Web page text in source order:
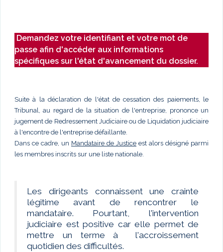
Demandez votre identifiant et votre mot de
passe afin d'accéder aux informations
spécifiques sur l'état d'avancement du dossier.
Suite à la déclaration de l'état de cessation des paiements, le
Tribunal, au regard de la situation de l'entreprise, prononce un
jugement de Redressement Judiciaire ou de Liquidation judiciaire
à l'encontre de l'entreprise défaillante.
Dans ce cadre, un Mandataire de Justice est alors désigné parmi
les membres inscrits sur une liste nationale.
Les dirigeants connaissent une crainte
légitime avant de rencontrer le
mandataire. Pourtant, l'intervention
judiciaire est positive car elle permet de
mettre un terme à l'accroissement
quotidien des difficultés.